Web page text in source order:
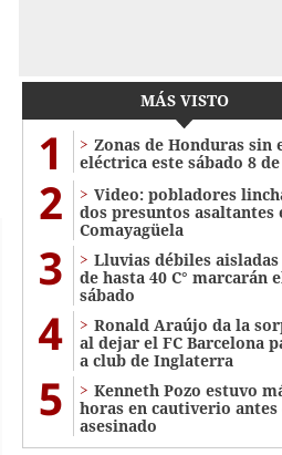
MÁS VISTO
1
Zonas de Honduras sin
eléctrica este sábado 8
2
Video: pobladores
dos presuntos asaltantes
Comayagüela
3
Lluvias débiles
de hasta 40 C° marcarán
sábado
4
Ronald Araújo da la
al dejar el FC Barcelona
a club de Inglaterra
5
Kenneth Pozo estuvo
horas en cautiverio antes
asesinado